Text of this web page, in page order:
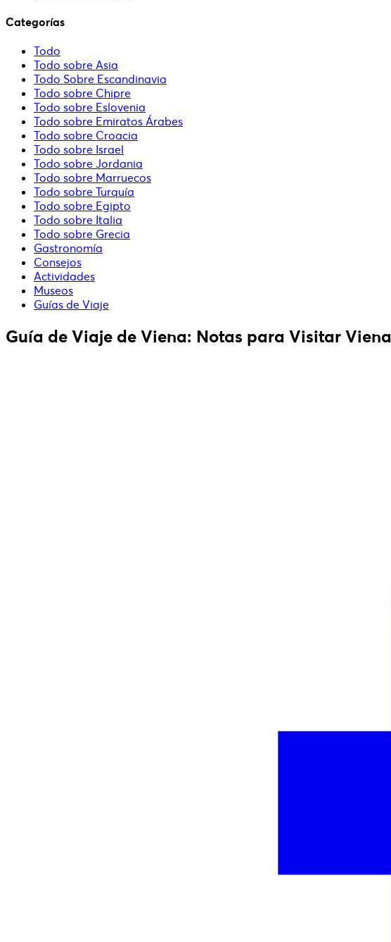
Categorías
Todo
Todo sobre Asia
Todo Sobre Escandinavia
Todo sobre Chipre
Todo sobre Eslovenia
Todo sobre Emiratos Árabes
Todo sobre Croacia
Todo sobre Israel
Todo sobre Jordania
Todo sobre Marruecos
Todo sobre Turquía
Todo sobre Egipto
Todo sobre Italia
Todo sobre Grecia
Gastronomía
Consejos
Actividades
Museos
Guías de Viaje
Guía de Viaje de Viena: Notas para Visitar Viena